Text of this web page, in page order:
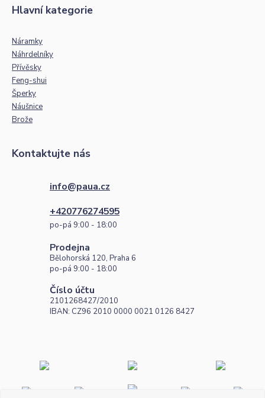
Hlavní kategorie
Náramky
Náhrdelníky
Přívěsky
Feng-shui
Šperky
Náušnice
Brože
Kontaktujte nás
info@paua.cz
+420776274595
po-pá 9:00 - 18:00
Prodejna
Bělohorská 120, Praha 6
po-pá 9:00 - 18:00
Číslo účtu
2101268427/2010
IBAN: CZ96 2010 0000 0021 0126 8427